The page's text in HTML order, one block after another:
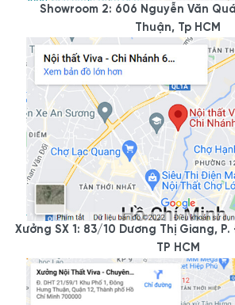
Showroom 2: 606 Nguyễn Văn
Thuận, Tp HCM
Xưởng SX 1: 83/10 Dương Thị Giang,
TP HCM